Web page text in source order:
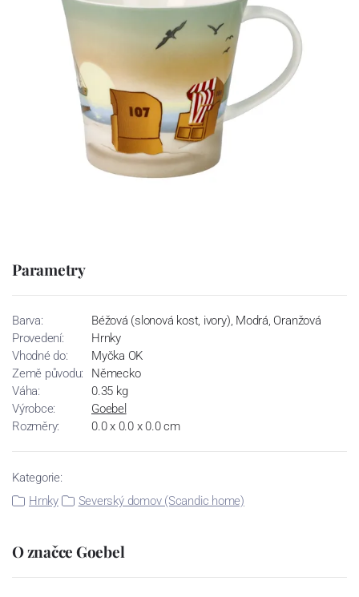
Parametry
Barva:
Béžová (slonová kost, ivory), Modrá, Oranžová
Provedení:
Hrnky
Vhodné do:
Myčka OK
Země původu:
Německo
Váha:
0.35 kg
Výrobce:
Goebel
Rozměry:
0.0 x 0.0 x 0.0 cm
Kategorie:
Hrnky
Severský domov (Scandic home)
O značce Goebel